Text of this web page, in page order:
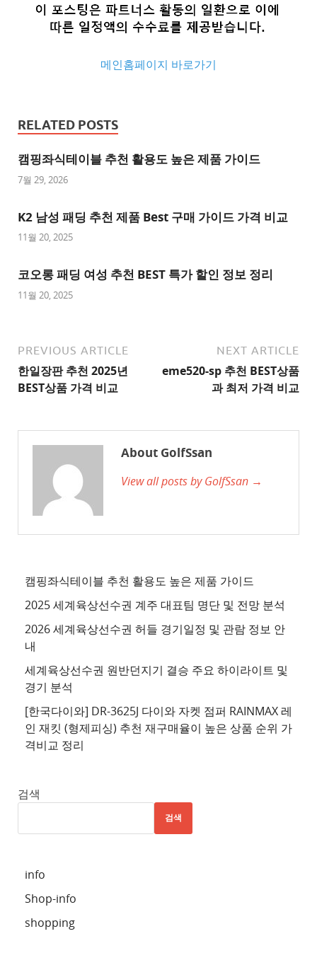
메인홈페이지 바로가기
사
이
트
천
사
트
1
사
이
트
추
사
트
천
사
이
트
천
사
천
사
RELATED POSTS
캠핑좌식테이블 추천 활용도 높은 제품 가이드
7월 29, 2026
K2 남성 패딩 추천 제품 Best 구매 가이드 가격 비교
11월 20, 2025
코오롱 패딩 여성 추천 BEST 특가 할인 정보 정리
11월 20, 2025
PREVIOUS ARTICLE
한일장판 추천 2025년
BEST상품 가격 비교
NEXT ARTICLE
eme520-sp 추천 BEST상품
과 최저 가격 비교
About GolfSsan
View all posts by GolfSsan →
캠핑좌식테이블 추천 활용도 높은 제품 가이드
2025 세계육상선수권 계주 대표팀 명단 및 전망 분석
2026 세계육상선수권 허들 경기일정 및 관람 정보 안
내
세계육상선수권 원반던지기 결승 주요 하이라이트 및
경기 분석
[한국다이와] DR-3625J 다이와 자켓 점퍼 RAINMAX 레
인 재킷 (형제피싱) 추천 재구매율이 높은 상품 순위 가
격비교 정리
검색
검색
info
Shop-info
shopping